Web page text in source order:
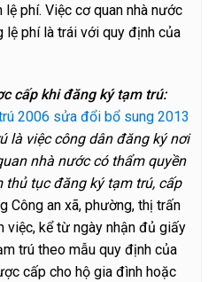
phí. Việc cơ quan nhà nước
lệ phí là trái với quy định của
cấp khi đăng ký tạm trú:
2006 sửa đổi bổ sung 2013
là việc công dân đăng ký nơi
nhà nước có thẩm quyền
thủ tục đăng ký tạm trú, cấp
Công an xã, phường, thị trấn
việc, kể từ ngày nhận đủ giấy
trú theo mẫu quy định của
cấp cho hộ gia đình hoặc